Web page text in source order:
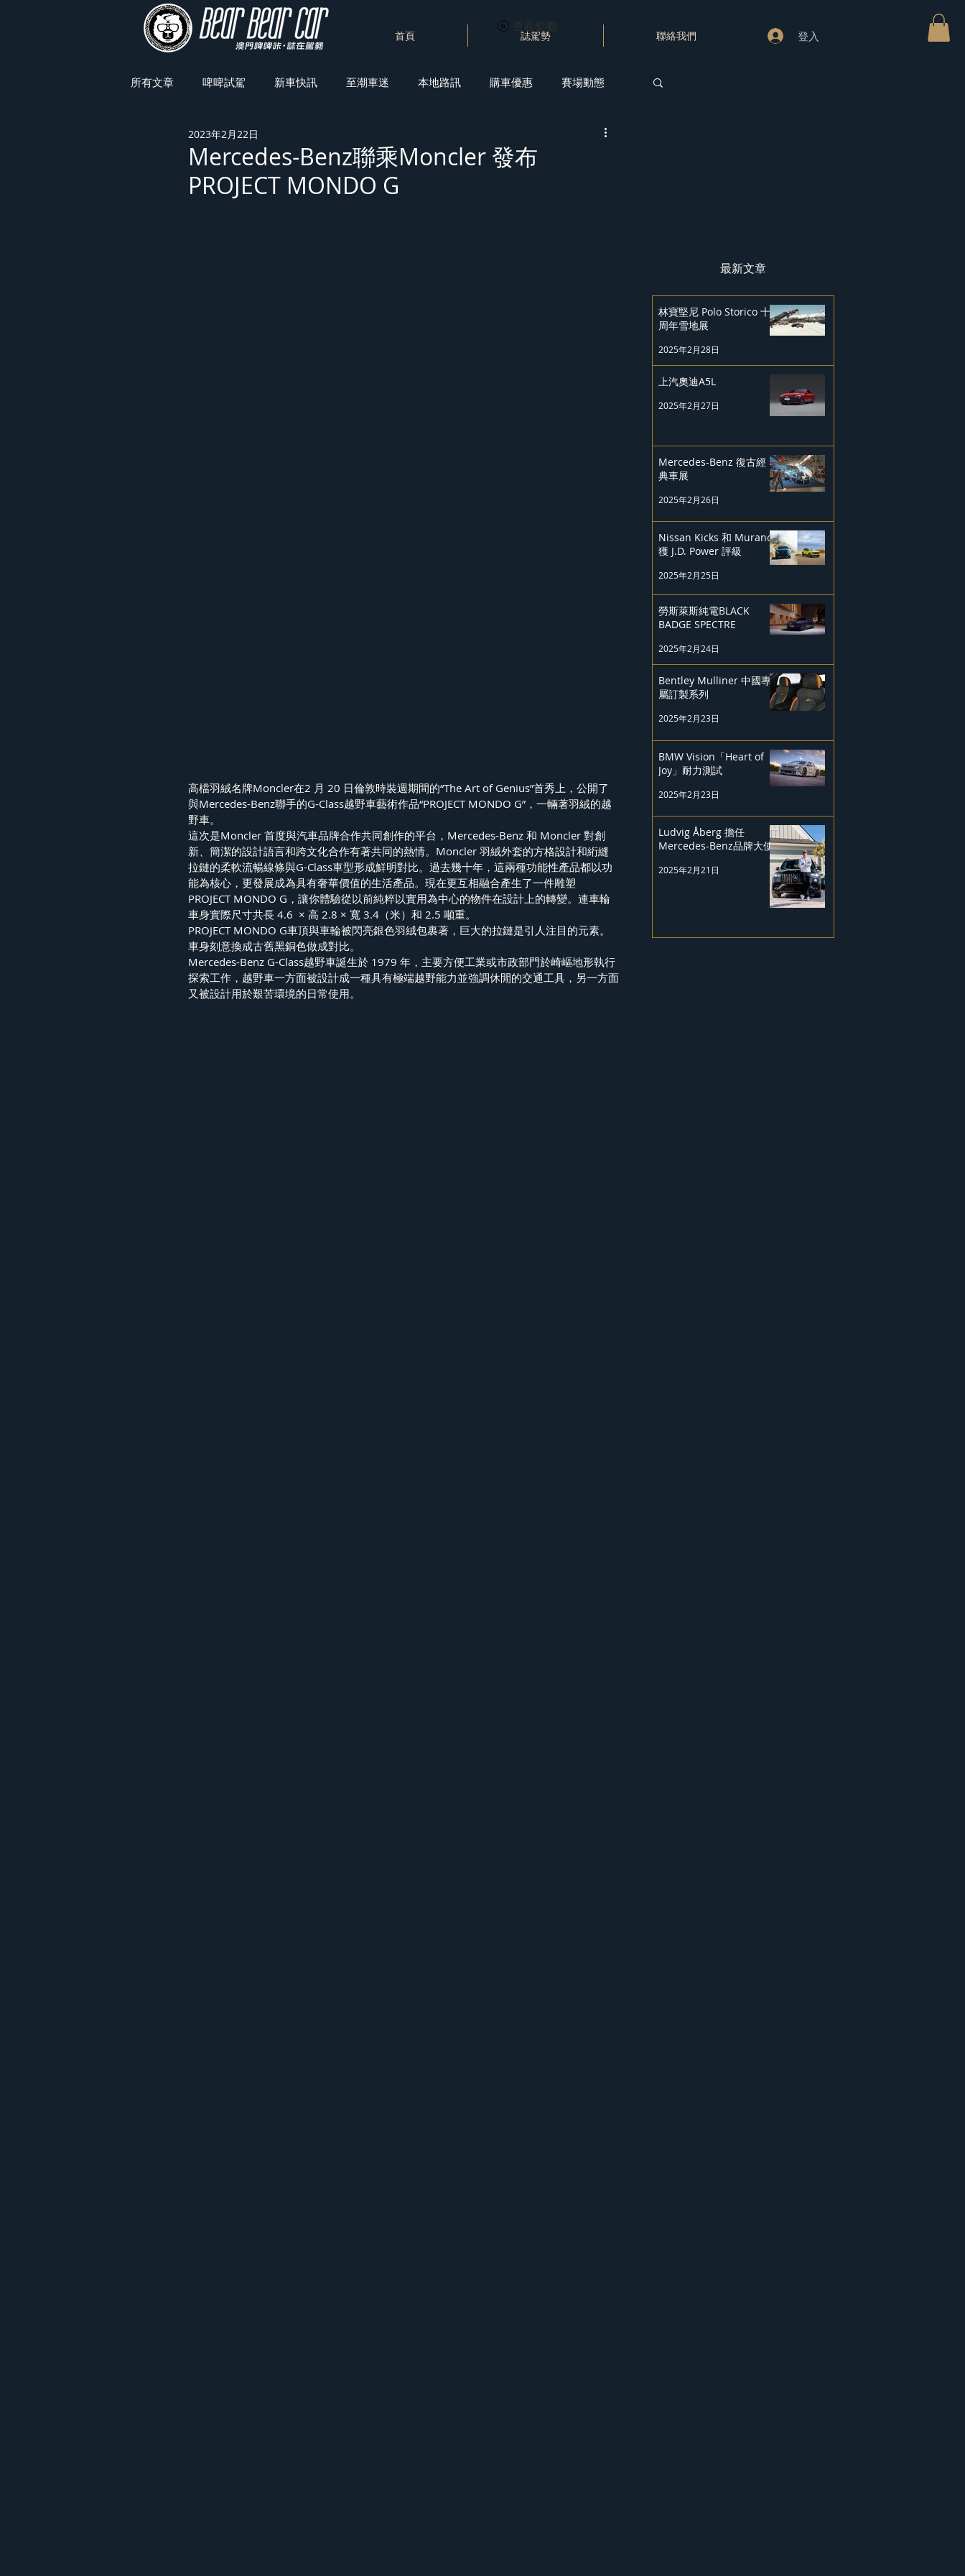
首頁 誌駕勢 聯絡我們 登入
查看點數
所有文章 啤啤試駕 新車快訊 至潮車迷 本地路訊 購車優惠 賽場動態
車展焦點
Mercedes-Benz聯乘Moncler 發布
PROJECT MONDO G
2023年2月22日
高檔羽絨名牌Moncler在2 月 20 日倫敦時裝週期間的“The Art of Genius”首秀上，公開了
與Mercedes-Benz聯手的G-Class越野車藝術作品“PROJECT MONDO G”，一輛著羽絨的越
野車。
這次是Moncler 首度與汽車品牌合作共同創作的平台，Mercedes-Benz 和 Moncler 對創
新、簡潔的設計語言和跨文化合作有著共同的熱情。Moncler 羽絨外套的方格設計和絎縫
拉鏈的柔軟流暢線條與G-Class車型形成鮮明對比。過去幾十年，這兩種功能性產品都以功
能為核心，更發展成為具有奢華價值的生活產品。現在更互相融合產生了一件雕塑
PROJECT MONDO G，讓你體驗從以前純粹以實用為中心的物件在設計上的轉變。連車輪
車身實際尺寸共長 4.6  × 高 2.8 × 寬 3.4（米）和 2.5 噸重。
PROJECT MONDO G車頂與車輪被閃亮銀色羽絨包裹著，巨大的拉鏈是引人注目的元素。
車身刻意換成古舊黑銅色做成對比。
Mercedes-Benz G-Class越野車誕生於 1979 年，主要方便工業或市政部門於崎嶇地形執行
探索工作，越野車一方面被設計成一種具有極端越野能力並強調休閒的交通工具，另一方面
又被設計用於艱苦環境的日常使用。
最新文章
林寶堅尼 Polo Storico 十
周年雪地展
2025年2月28日
上汽奧迪A5L
2025年2月27日
Mercedes-Benz 復古經
典車展
2025年2月26日
Nissan Kicks 和 Murano
獲 J.D. Power 評級
2025年2月25日
勞斯萊斯純電BLACK
BADGE SPECTRE
2025年2月24日
Bentley Mulliner 中國專
屬訂製系列
2025年2月23日
BMW Vision「Heart of
Joy」耐力測試
2025年2月23日
Ludvig Åberg 擔任
Mercedes-Benz品牌大使
2025年2月21日